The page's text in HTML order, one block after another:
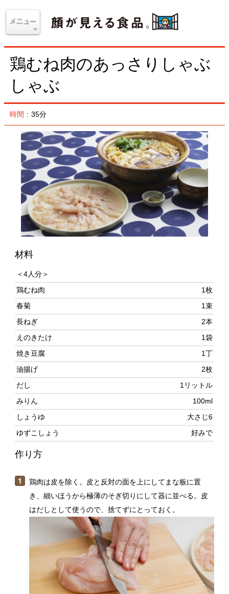
鶏むね肉のあっさりしゃぶ
しゃぶ
時間：35分
鶏むね肉
春菊
長ねぎ
えのきたけ 1袋
焼き豆腐 1丁
だし
みりん
しょうゆ
ゆずこしょう 好みで
作り方
鶏肉は皮を除く。皮と反対の面を上にしてまな板に置
き、細いほうから極薄のそぎ切りにして器に並べる。皮
はだしとして使うので、捨てずにとっておく。
春菊は葉を摘み、長ねぎは2cm厚さの斜め切りにする。
えのきたけは根元を切り、ほぐす。